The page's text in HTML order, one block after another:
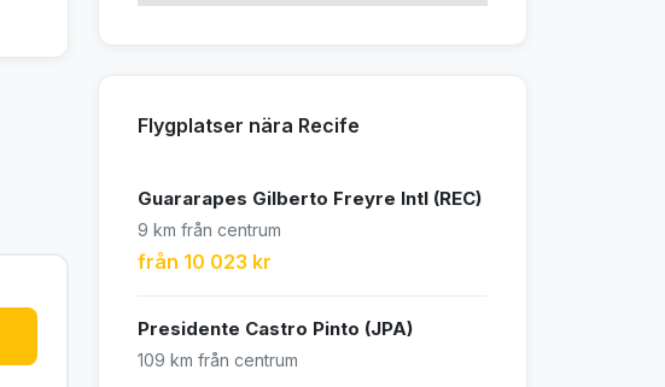
Flygplatser nära Recife
Guararapes Gilberto Freyre Intl (REC)
9 km från centrum
från 10 023 kr
Presidente Castro Pinto (JPA)
109 km från centrum